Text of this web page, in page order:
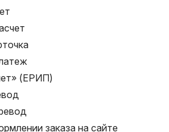
АА, а также имеет USB Type-C
и порт для зарядки
Удобная поворотная ручка-
фиксировать прожектор в
и наличие карабина
делают его
более удобным. Кроме того,
(ЕРИП)
заказа на сайте